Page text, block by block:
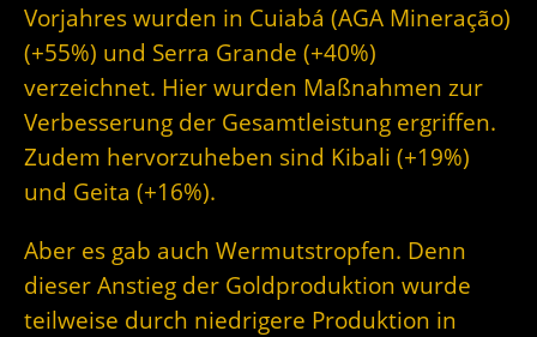
Vorjahres wurden in Cuiabá (AGA Mineração)
(+55%) und Serra Grande (+40%)
verzeichnet. Hier wurden Maßnahmen zur
Verbesserung der Gesamtleistung ergriffen.
Zudem hervorzuheben sind Kibali (+19%)
und Geita (+16%).
Aber es gab auch Wermutstropfen. Denn
dieser Anstieg der Goldproduktion wurde
teilweise durch niedrigere Produktion in